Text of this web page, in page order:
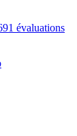
évaluations